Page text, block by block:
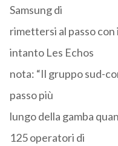
Samsung di
rimettersi al passo con
intanto Les Echos
nota: “Il gruppo sud-
passo più
lungo della gamba
125 operatori di